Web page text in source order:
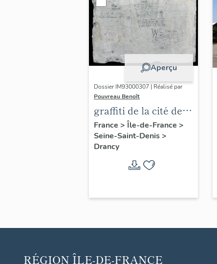
Aperçu
Dossier IM93000307 | Réalisé par
Pouvreau Benoît
graffiti de la cité de
la Muette, dite aussi
camp de Drancy
France > Île-de-France >
Seine-Saint-Denis>
Drancy
RÉGION ÎLE-DE-FRANCE